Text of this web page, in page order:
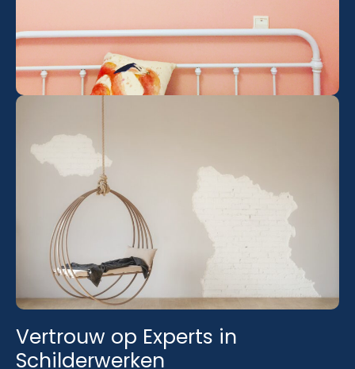
Vertrouw op Experts in
Schilderwerken